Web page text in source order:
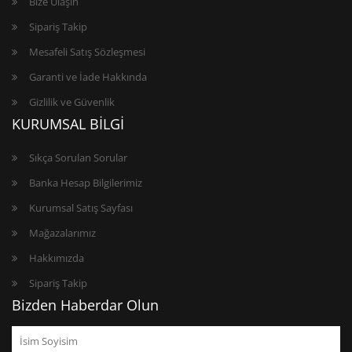
Sipariş Takip
Mesafeli Satış Sözleşmesi
Garanti ve İade Hakkında
Gizlilik ve Güvenlik
KURUMSAL BİLGİ
Sıkça Sorulan Sorular
Banka Hesap Bilgilerimiz
Kurumsal Satış Sayfası
Mağazalarımız
Hakkımızda
Sipariş Takip
Bizden Haberdar Olun